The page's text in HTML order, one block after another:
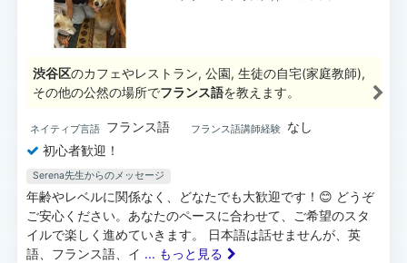
渋谷区のカフェやレストラン, 公園, 生徒の自宅(家庭教師),
その他の公然の場所でフランス語を教えます。
ネイティブ言語 フランス語 フランス語講師経験
なし
初心者歓迎！
Serena先生からのメッセージ
年齢やレベルに関係なく、どなたでも大歓迎です！😊 どうぞ
ご安心ください。あなたのペースに合わせて、ご希望のスタ
イルで楽しく進めていきます。 日本語は話せませんが、英
語、フランス語、イ ... もっと見る